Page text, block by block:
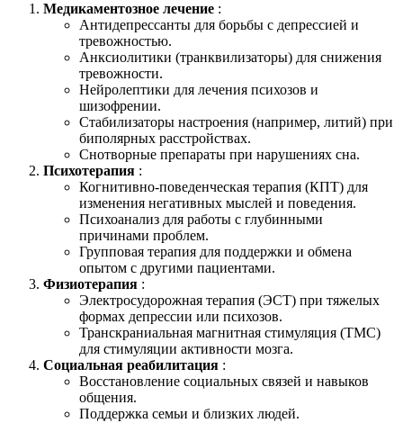
Медикаментозное лечение :
Антидепрессанты для борьбы с депрессией и
тревожностью.
Анксиолитики (транквилизаторы) для снижения
тревожности.
Нейролептики для лечения психозов и
шизофрении.
Стабилизаторы настроения (например, литий) при
биполярных расстройствах.
Снотворные препараты при нарушениях сна.
Психотерапия :
Когнитивно-поведенческая терапия (КПТ) для
изменения негативных мыслей и поведения.
Психоанализ для работы с глубинными
причинами проблем.
Групповая терапия для поддержки и обмена
опытом с другими пациентами.
Физиотерапия :
Электросудорожная терапия (ЭСТ) при тяжелых
формах депрессии или психозов.
Транскраниальная магнитная стимуляция (ТМС)
для стимуляции активности мозга.
Социальная реабилитация :
Восстановление социальных связей и навыков
общения.
Поддержка семьи и близких людей.